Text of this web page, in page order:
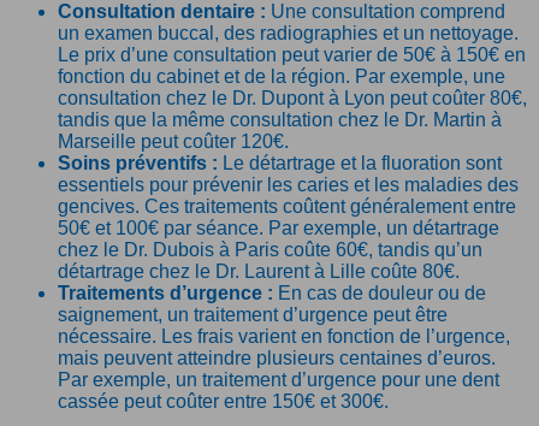
Consultation dentaire : Une consultation comprend
un examen buccal, des radiographies et un nettoyage.
Le prix d’une consultation peut varier de 50€ à 150€ en
fonction du cabinet et de la région. Par exemple, une
consultation chez le Dr. Dupont à Lyon peut coûter 80€,
tandis que la même consultation chez le Dr. Martin à
Marseille peut coûter 120€.
Soins préventifs : Le détartrage et la fluoration sont
essentiels pour prévenir les caries et les maladies des
gencives. Ces traitements coûtent généralement entre
50€ et 100€ par séance. Par exemple, un détartrage
chez le Dr. Dubois à Paris coûte 60€, tandis qu’un
détartrage chez le Dr. Laurent à Lille coûte 80€.
Traitements d’urgence : En cas de douleur ou de
saignement, un traitement d’urgence peut être
nécessaire. Les frais varient en fonction de l’urgence,
mais peuvent atteindre plusieurs centaines d’euros.
Par exemple, un traitement d’urgence pour une dent
cassée peut coûter entre 150€ et 300€.